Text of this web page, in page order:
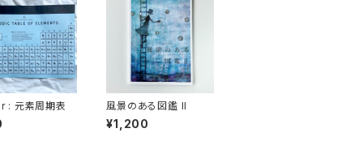
: 元素周期表 風景のある図鑑 II
¥1,200